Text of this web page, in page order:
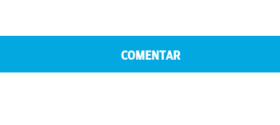
COMENTAR